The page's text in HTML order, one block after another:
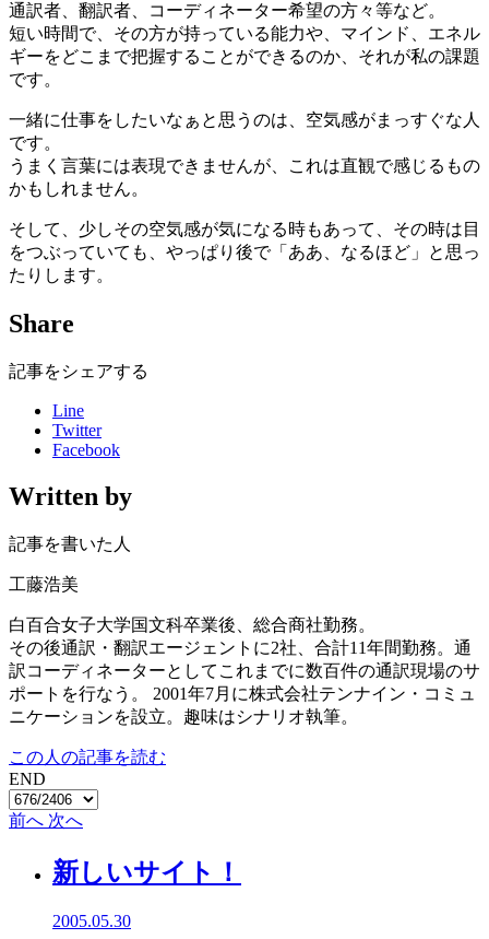
通訳者、翻訳者、コーディネーター希望の方々等など。
短い時間で、その方が持っている能力や、マインド、エネル
ギーをどこまで把握することができるのか、それが私の課題
です。
一緒に仕事をしたいなぁと思うのは、空気感がまっすぐな人
です。
うまく言葉には表現できませんが、これは直観で感じるもの
かもしれません。
そして、少しその空気感が気になる時もあって、その時は目
をつぶっていても、やっぱり後で「ああ、なるほど」と思っ
たりします。
Share
記事をシェアする
Line
Twitter
Facebook
Written by
記事を書いた人
工藤浩美
白百合女子大学国文科卒業後、総合商社勤務。
その後通訳・翻訳エージェントに2社、合計11年間勤務。通
訳コーディネーターとしてこれまでに数百件の通訳現場のサ
ポートを行なう。 2001年7月に株式会社テンナイン・コミュ
ニケーションを設立。趣味はシナリオ執筆。
この人の記事を読む
END
前へ 次へ
新しいサイト！
2005.05.30